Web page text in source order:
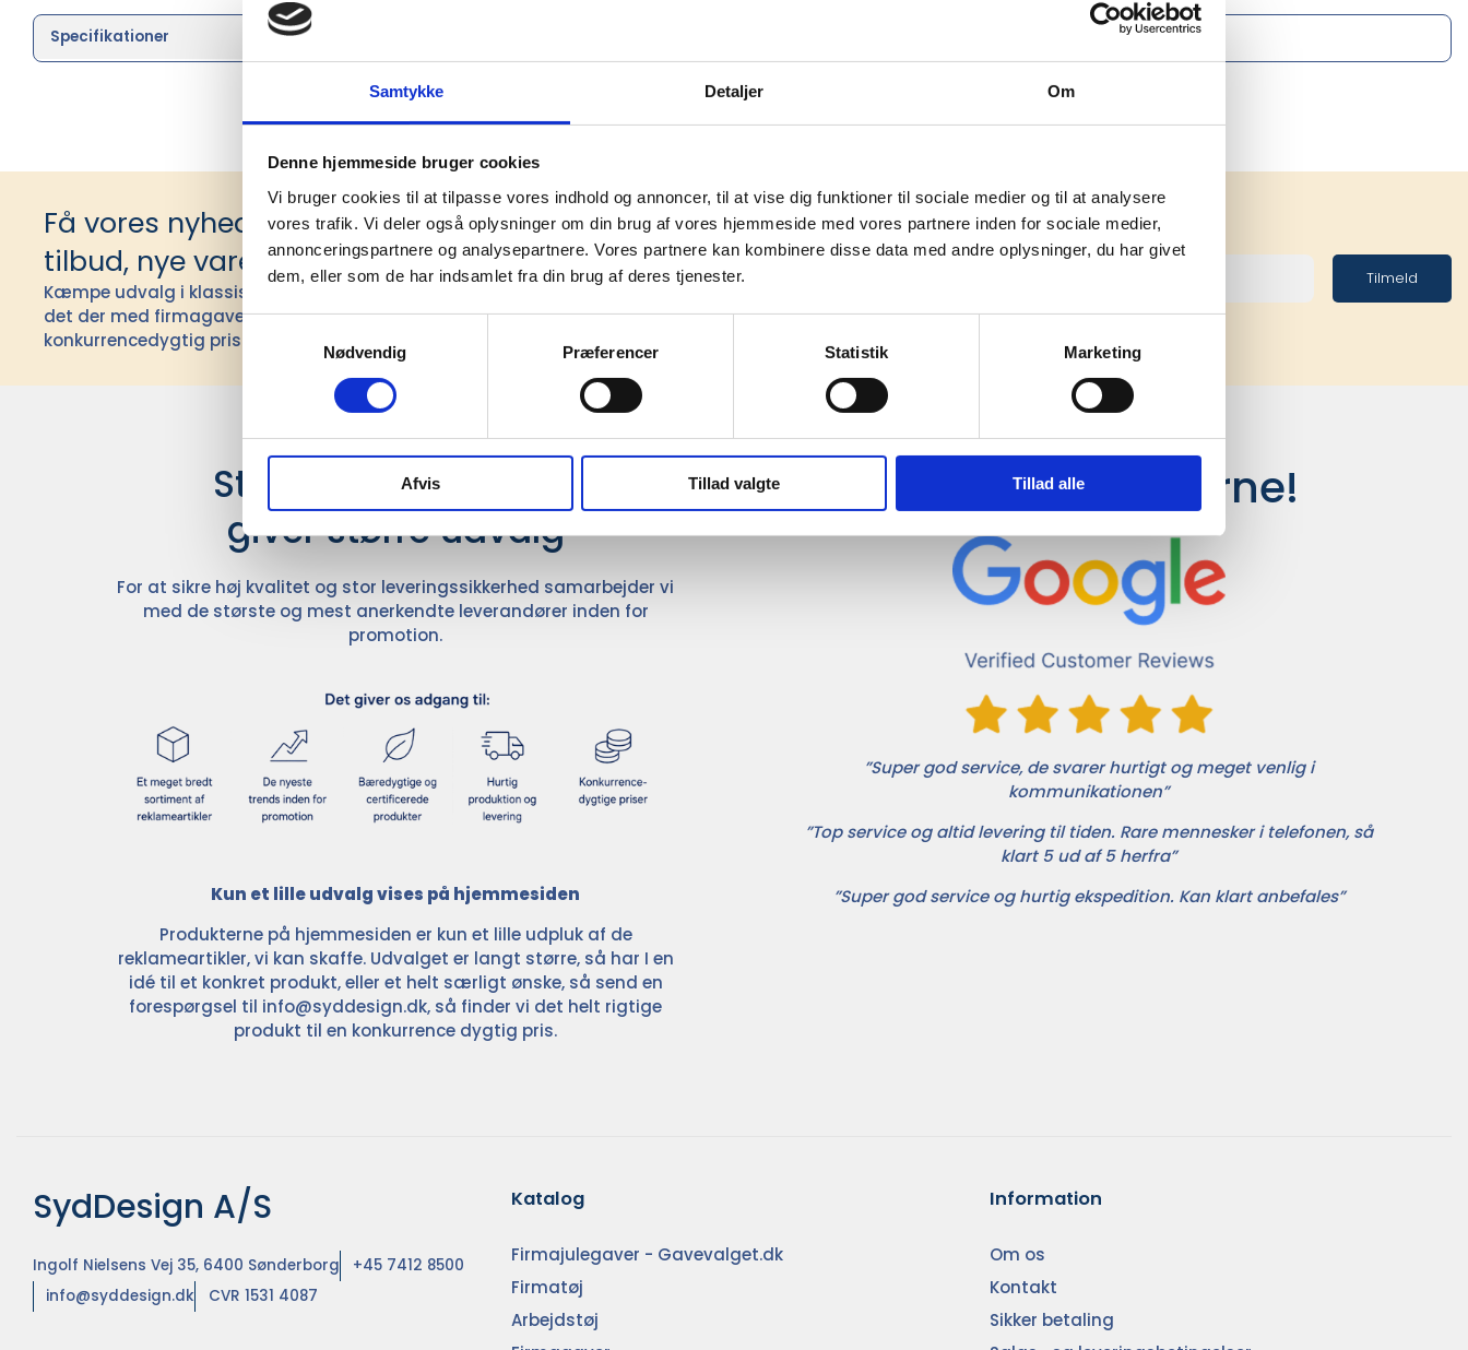
Samtykke Detaljer Om
Denne hjemmeside bruger cookies
Vi bruger cookies til at tilpasse vores indhold og annoncer, til at vise dig funktioner til sociale medier og til at analysere
vores trafik. Vi deler også oplysninger om din brug af vores hjemmeside med vores partnere inden for sociale medier,
annonceringspartnere og analysepartnere. Vores partnere kan kombinere disse data med andre oplysninger, du har givet
dem, eller som de har indsamlet fra din brug af deres tjenester.
Samtykkevalg
Nødvendig
Præferencer Statistik Marketing
Afvis Tillad valgte Tillad alle
Specifikationer
Få vores nyhedsbrev med information om
tilbud, nye varer og andet godt
Kæmpe udvalg i klassiske og nyskabende gaveidéer til din virksomhed. Vi kan
det der med firmagaver, og har ydet god personlig service til en
konkurrencedygtig pris siden 1991.
Tilmeld
Stærke leverandører
giver større udvalg
For at sikre høj kvalitet og stor leveringssikkerhed samarbejder vi
med de største og mest anerkendte leverandører inden for
promotion.
Kun et lille udvalg vises på hjemmesiden
Produkterne på hjemmesiden er kun et lille udpluk af de
reklameartikler, vi kan skaffe. Udvalget er langt større, så har I en
idé til et konkret produkt, eller et helt særligt ønske, så send en
forespørgsel til info@syddesign.dk, så finder vi det helt rigtige
produkt til en konkurrence dygtig pris.
Det siger kunderne!
”Super god service, de svarer hurtigt og meget venlig i
kommunikationen”
”Top service og altid levering til tiden. Rare mennesker i telefonen, så
klart 5 ud af 5 herfra”
”Super god service og hurtig ekspedition. Kan klart anbefales”
SydDesign A/S
Ingolf Nielsens Vej 35, 6400 Sønderborg
+45 7412 8500
info@syddesign.dk
CVR 1531 4087
Katalog
Firmajulegaver - Gavevalget.dk
Firmatøj
Arbejdstøj
Information
Om os
Kontakt
Sikker betaling